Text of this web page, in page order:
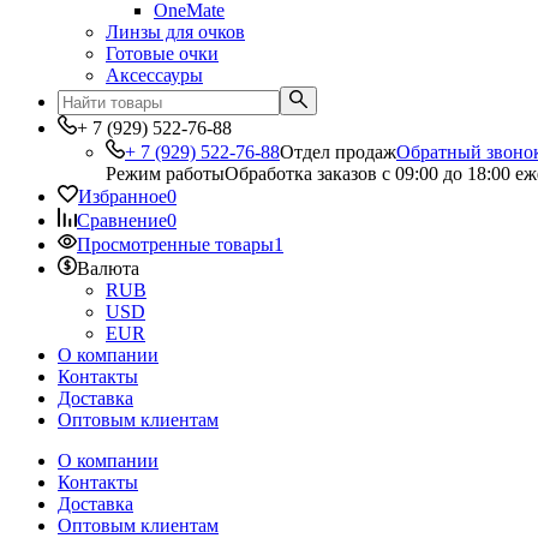
OneMate
Линзы для очков
Готовые очки
Аксессауры
+ 7 (929) 522-76-88
+ 7 (929) 522-76-88Отдел продажОбратный
Режим работыОбработка заказов с 09:00 до 18:00
Избранное0
Сравнение0
Просмотренные товары1
Валюта
RUB
USD
EUR
О компании
Контакты
Доставка
Оптовым клиентам
О компании
Контакты
Доставка
Оптовым клиентам